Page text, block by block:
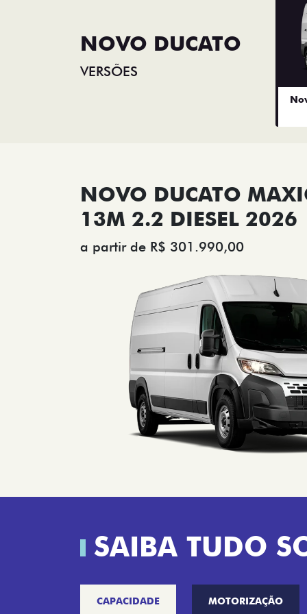
NOVO DUCATO
VERSÕES
NOVO DUCATO
13M 2.2 DIESEL 2026
a partir de R$ 301.990,00
SAIBA TUDO
CAPACIDADE MOTORIZAÇÃO